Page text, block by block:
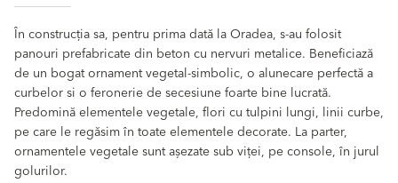
În construcția sa, pentru prima dată la Oradea, s-au folosit
panouri prefabricate din beton cu nervuri metalice. Beneficiază
de un bogat ornament vegetal-simbolic, o alunecare perfectă a
curbelor si o feronerie de secesiune foarte bine lucrată.
Predomină elementele vegetale, flori cu tulpini lungi, linii curbe,
pe care le regăsim în toate elementele decorate. La parter,
ornamentele vegetale sunt așezate sub viței, pe console, în jurul
golurilor.